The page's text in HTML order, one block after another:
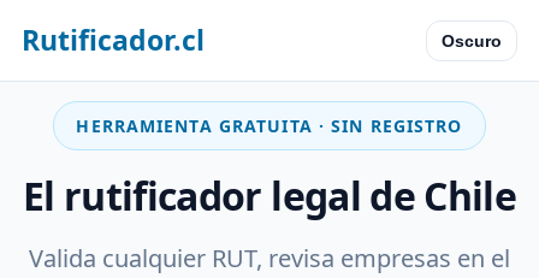
Rutificador.cl Oscuro
HERRAMIENTA GRATUITA · SIN REGISTRO
El rutificador legal de Chile
Valida cualquier RUT, revisa empresas en el